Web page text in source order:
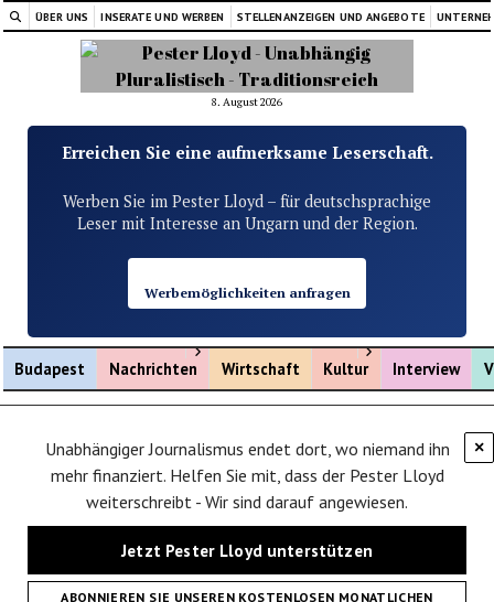
ÜBER UNS INSERATE UND WERBEN STELLENANZEIGEN UND ANGEBOTE
8. August 2026
Erreichen Sie eine aufmerksame Leserschaft.
Werben Sie im Pester Lloyd – für deutschsprachige
Leser mit Interesse an Ungarn und der Region.
Werbemöglichkeiten anfragen
Budapest Nachrichten
Menü öffnen
Wirtschaft Kultur
Menü öffnen
Interview
×
Unabhängiger Journalismus endet dort, wo niemand ihn
mehr finanziert. Helfen Sie mit, dass der Pester Lloyd
weiterschreibt - Wir sind darauf angewiesen.
Jetzt Pester Lloyd unterstützen
ABONNIEREN SIE UNSEREN KOSTENLOSEN MONATLICHEN